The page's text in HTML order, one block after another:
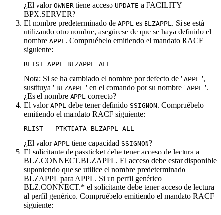
¿El valor OWNER tiene acceso UPDATE a FACILITY
BPX.SERVER?
El nombre predeterminado de APPL es BLZAPPL . Si se está
utilizando otro nombre, asegúrese de que se haya definido el
nombre APPL . Compruébelo emitiendo el mandato RACF
siguiente:
RLIST APPL BLZAPPL ALL
Nota: Si se ha cambiado el nombre por defecto de ' APPL ',
sustituya ' BLZAPPL ' en el comando por su nombre ' APPL '.
¿Es el nombre APPL correcto?
El valor APPL debe tener definido SSIGNON. Compruébelo
emitiendo el mandato RACF siguiente:
RLIST   PTKTDATA BLZAPPL ALL
¿El valor APPL tiene capacidad SSIGNON?
El solicitante de passticket debe tener acceso de lectura a
BLZ.CONNECT.BLZAPPL. El acceso debe estar disponible
suponiendo que se utilice el nombre predeterminado
BLZAPPL para APPL. Si un perfil genérico
BLZ.CONNECT.* el solicitante debe tener acceso de lectura
al perfil genérico. Compruébelo emitiendo el mandato RACF
siguiente: